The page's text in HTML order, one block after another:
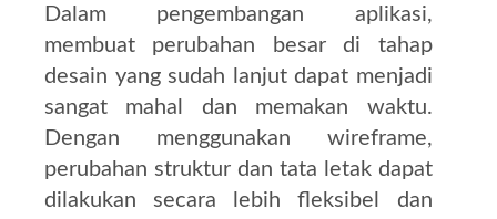
Dalam pengembangan aplikasi,
membuat perubahan besar di tahap
desain yang sudah lanjut dapat menjadi
sangat mahal dan memakan waktu.
Dengan menggunakan wireframe,
perubahan struktur dan tata letak dapat
dilakukan secara lebih fleksibel dan